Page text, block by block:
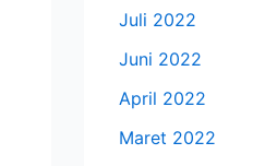
Juli 2022
Juni 2022
April 2022
Maret 2022